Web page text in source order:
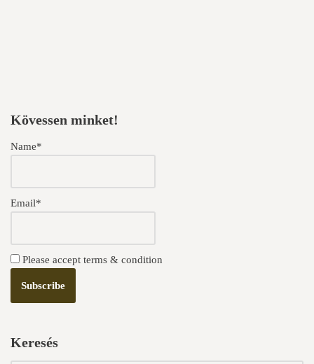
Kövessen minket!
Name*
Email*
Please accept terms & condition
Keresés